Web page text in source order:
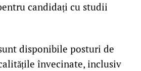
candidați cu studii
disponibile posturi de
învecinate, inclusiv